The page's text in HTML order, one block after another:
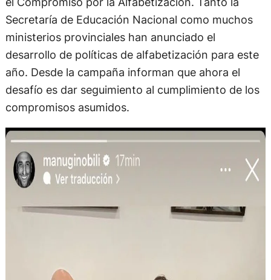
Secretaría de Educación Nacional como muchos
ministerios provinciales han anunciado el
desarrollo de políticas de alfabetización para este
año. Desde la campaña informan que ahora el
desafío es dar seguimiento al cumplimiento de los
compromisos asumidos.